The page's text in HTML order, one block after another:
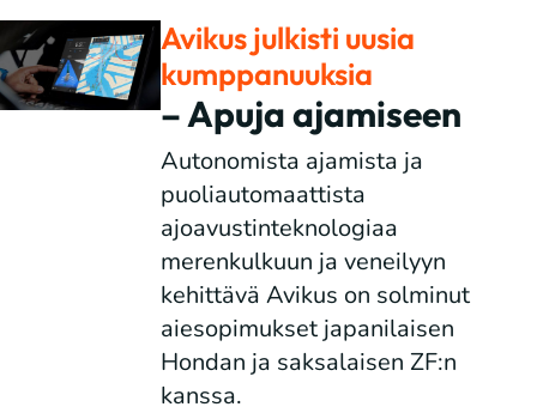
Avikus julkisti uusia
kumppanuuksia
– Apuja ajamiseen
Autonomista ajamista ja
puoliautomaattista
ajoavustinteknologiaa
merenkulkuun ja veneilyyn
kehittävä Avikus on solminut
aiesopimukset japanilaisen
Hondan ja saksalaisen ZF:n
kanssa.